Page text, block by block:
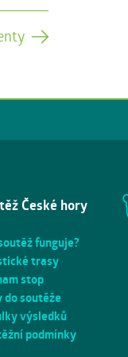
České hory
funguje?
trasy
stop
do soutěže
výsledků
podmínky